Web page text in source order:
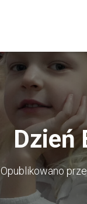
Dzień
Opublikowano